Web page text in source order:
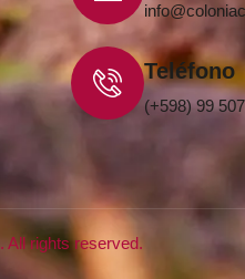
Teléfono
(+598) 99
. All rights reserved.